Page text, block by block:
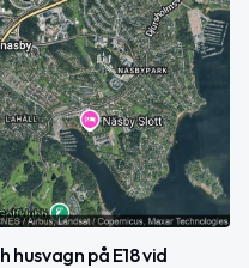
på E18 vid